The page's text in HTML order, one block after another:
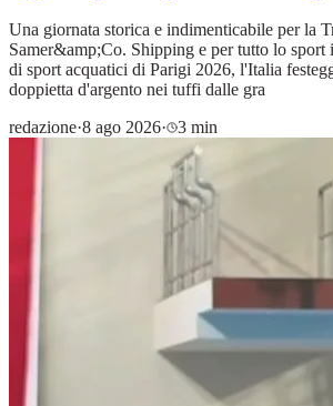
Una giornata storica e indimenticabile per la
Samer&amp;Co. Shipping e per tutto lo
di sport acquatici di Parigi 2026, l'Italia
doppietta d'argento nei tuffi dalle gra
redazione·8 ago 2026· 3 min